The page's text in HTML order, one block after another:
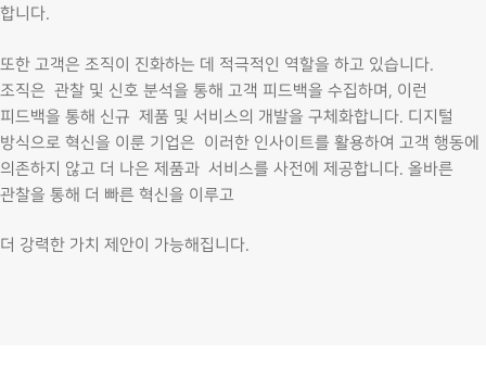
합니다.
또한 고객은 조직이 진화하는 데 적극적인 역할을 하고 있습니다.
조직은 관찰 및 신호 분석을 통해 고객 피드백을 수집하며, 이런
피드백을 통해 신규 제품 및 서비스의 개발을 구체화합니다. 디지털
방식으로 혁신을 이룬 기업은 이러한 인사이트를 활용하여 고객 행동에
의존하지 않고 더 나은 제품과 서비스를 사전에 제공합니다. 올바른
관찰을 통해 더 빠른 혁신을 이루고
더 강력한 가치 제안이 가능해집니다.